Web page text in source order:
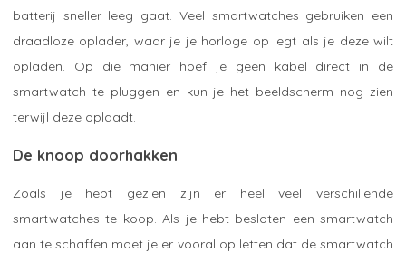
batterij sneller leeg gaat. Veel smartwatches gebruiken een
draadloze oplader, waar je je horloge op legt als je deze wilt
opladen. Op die manier hoef je geen kabel direct in de
smartwatch te pluggen en kun je het beeldscherm nog zien
terwijl deze oplaadt.
De knoop doorhakken
Zoals je hebt gezien zijn er heel veel verschillende
smartwatches te koop. Als je hebt besloten een smartwatch
aan te schaffen moet je er vooral op letten dat de smartwatch